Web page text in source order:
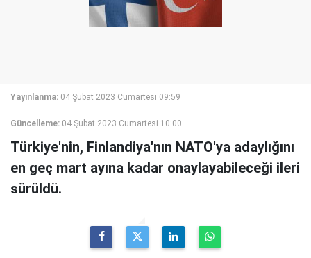
Yayınlanma: 04 Şubat 2023 Cumartesi 09:59
Güncelleme: 04 Şubat 2023 Cumartesi 10:00
Türkiye'nin, Finlandiya'nın NATO'ya adaylığını
en geç mart ayına kadar onaylayabileceği ileri
sürüldü.